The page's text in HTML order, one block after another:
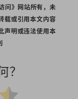
问》网站所有，未
载或引用本文内容
声明或违法使用本
？